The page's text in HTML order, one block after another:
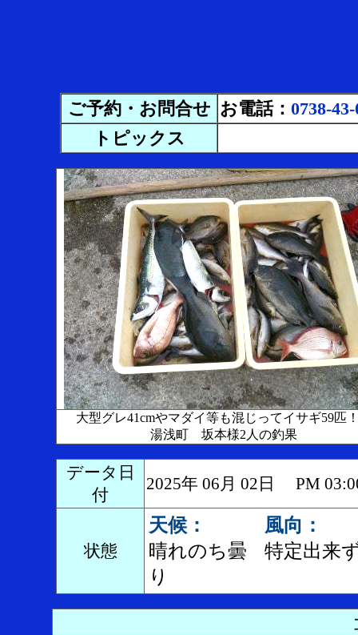
ご予約・お問合せ お電話： 0738-
トピックス
大型グレ41cmやマダイ等も混じってイサギ59
湯浅町 坂本様2人の釣果
データ日
付
2025年 06月 02日 PM
状態
天候：
晴れのち曇
り
風向：
特定出来